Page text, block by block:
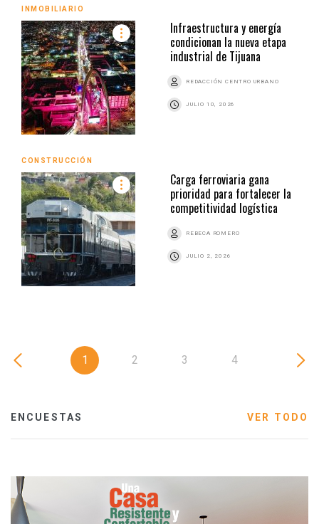
INMOBILIARIO
Infraestructura y energía
condicionan la nueva etapa
industrial de Tijuana
REDACCIÓN CENTRO URBANO
JULIO 10, 2026
CONSTRUCCIÓN
Carga ferroviaria gana
prioridad para fortalecer la
competitividad logística
REBECA ROMERO
JULIO 2, 2026
1 2 3 4
ENCUESTAS VER TODO